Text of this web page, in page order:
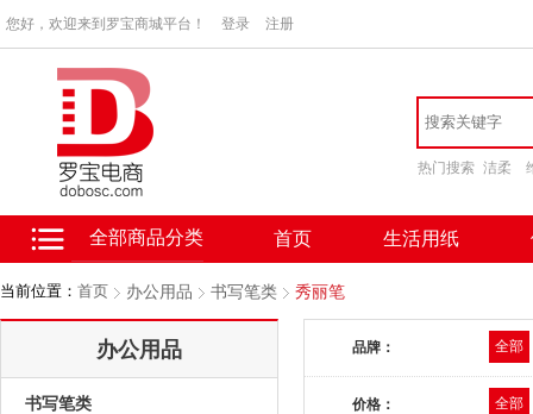
您好，欢迎来到罗宝商城平台！ 登录 注册
热门搜索 洁柔
全部商品分类 首页 生活用纸
当前位置： 首页 办公用品 书写笔类 秀丽笔
办公用品
书写笔类
品牌： 全部
价格： 全部